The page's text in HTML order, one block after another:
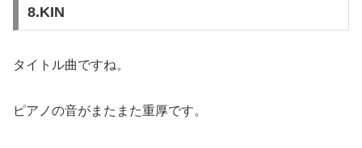
8.KIN
タイトル曲ですね。
ピアノの音がまたまた重厚です。